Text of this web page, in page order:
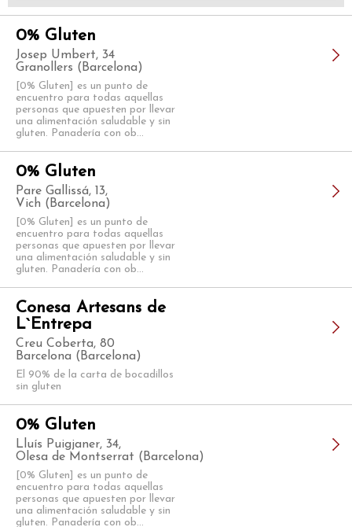
0% Gluten
Josep Umbert, 34
Granollers (Barcelona)
[0% Gluten] es un punto de
encuentro para todas aquellas
personas que apuesten por llevar
una alimentación saludable y sin
gluten. Panadería con ob...
0% Gluten
Pare Gallissá, 13,
Vich (Barcelona)
[0% Gluten] es un punto de
encuentro para todas aquellas
personas que apuesten por llevar
una alimentación saludable y sin
gluten. Panadería con ob...
Conesa Artesans de
L`Entrepa
Creu Coberta, 80
Barcelona (Barcelona)
El 90% de la carta de bocadillos
sin gluten
0% Gluten
Lluís Puigjaner, 34,
Olesa de Montserrat (Barcelona)
[0% Gluten] es un punto de
encuentro para todas aquellas
personas que apuesten por llevar
una alimentación saludable y sin
gluten. Panadería con ob...